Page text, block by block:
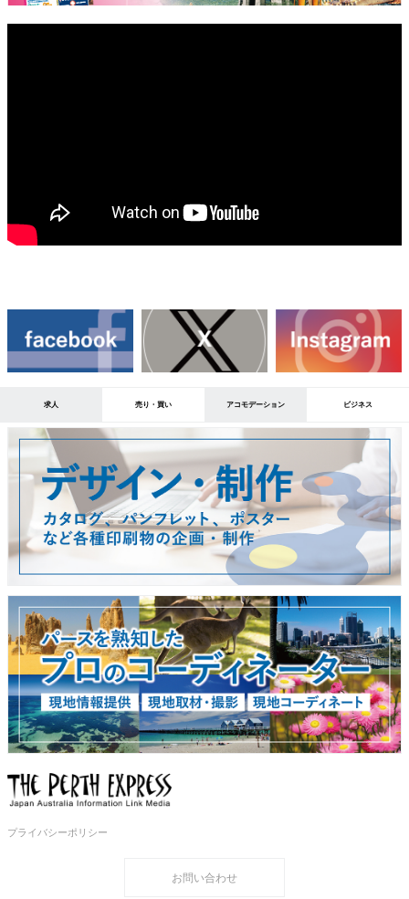
求人 売り・買い アコモデーション ビジネス
プライバシーポリシー
お問い合わせ